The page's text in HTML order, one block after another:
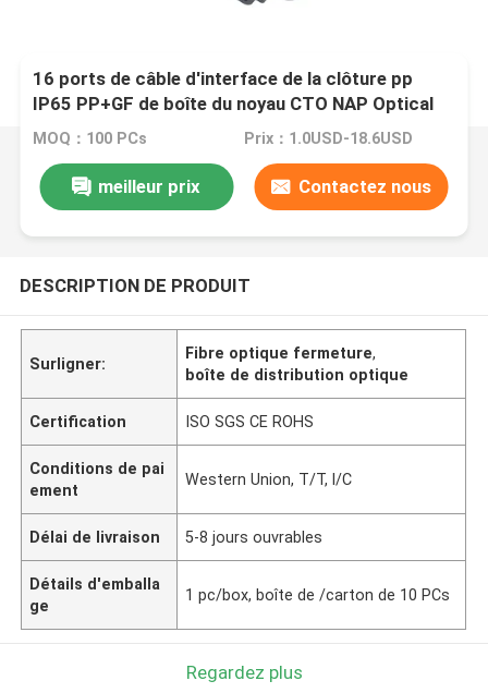
16 ports de câble d'interface de la clôture pp
IP65 PP+GF de boîte du noyau CTO NAP Optical
Fiber Splitter Distribution
MOQ：100 PCs Prix：1.0USD-18.6USD
meilleur prix Contactez nous
DESCRIPTION DE PRODUIT
Surligner:
Fibre optique fermeture,
boîte de distribution optique
Certification ISO SGS CE ROHS
Conditions de pai
ement
Western Union, T/T, l/C
Délai de livraison 5-8 jours ouvrables
Détails d'emballa
ge
1 pc/box, boîte de /carton de 10 PCs
Regardez plus